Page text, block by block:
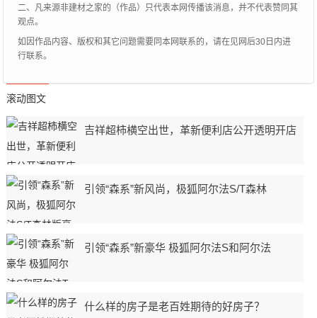
二、凡来源非建材之家的（作品）只代表本网传播该消息，并不代表赞同其
观点。
如因作品内容、版权和其它问题需要同本网联系的，请在见网后30日内进
行联系。
滚动图文
吉祥超柿横空出世，革新便利店公开透明开店
引领“森系”新风尚，极狐阿尔法S/T森林
引领“森系”新豪华 极狐阿尔法S和阿尔法
什么样的房子是老百姓期待的好房子？